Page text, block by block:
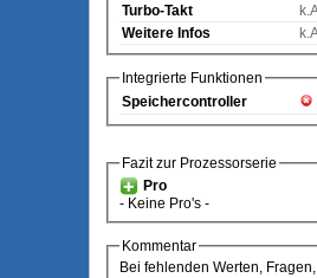
Turbo-Takt
Weitere Infos
Integrierte Funktionen
Speichercontroller
Fazit zur Prozessorserie
Pro
- Keine Pro's -
Kommentar
Bei fehlenden Werten,